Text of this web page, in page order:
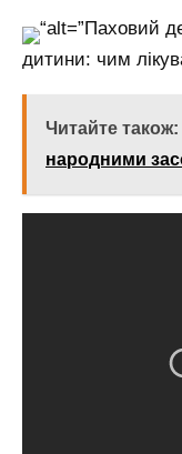
“alt=”Паховий
дитини: чим
Читайте також:
народними